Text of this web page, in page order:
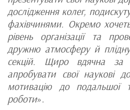
дослідження колег,
фахівчинями. Окремо
рівень організації та
дружню атмосферу й
секцій. Щиро вдячна за
апробувати свої наукові
мотивацію до подальшої
роботи».